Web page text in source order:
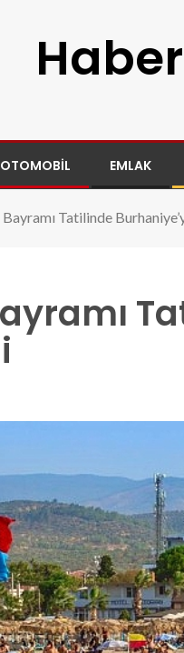
OTOMOBIL EMLAK
Tatilinde